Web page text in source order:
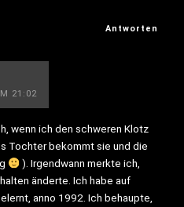
Antworten
21:02
wenn ich den schweren Klotz
Tochter bekommt sie und die
). Irgendwann merkte ich,
änderte. Ich habe auf
anno 1992. Ich behaupte,